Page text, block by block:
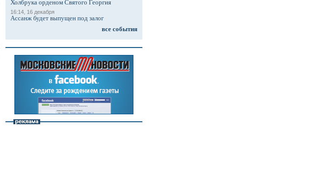
Холбрука орденом Святого Георгия
16:14, 16 декабря
Ассанж будет выпущен под залог
все события